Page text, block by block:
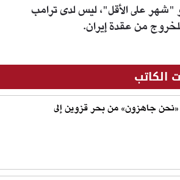
"شهر على الأقل"، ليس لدى ترامب
من عقدة إيران.
الكاتب
جاهزون» من بحر قزوين إلى